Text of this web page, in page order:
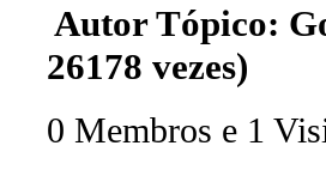
AutorTópico:
26178 vezes)
0 Membros e 1